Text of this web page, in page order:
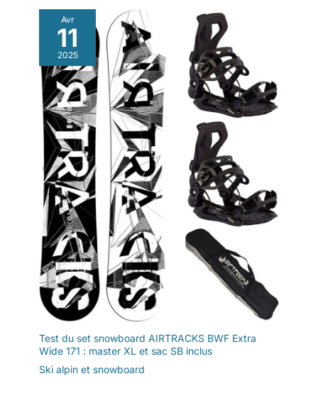
Avr
11
2025
Test du set snowboard AIRTRACKS BWF Extra
Wide 171 : master XL et sac SB inclus
Ski alpin et snowboard